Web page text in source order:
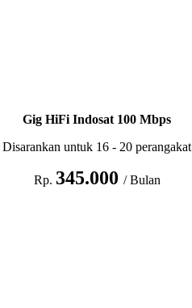
Gig HiFi Indosat 100 Mbps
Disarankan untuk 16 - 20 perangakat
Rp. 345.000 / Bulan